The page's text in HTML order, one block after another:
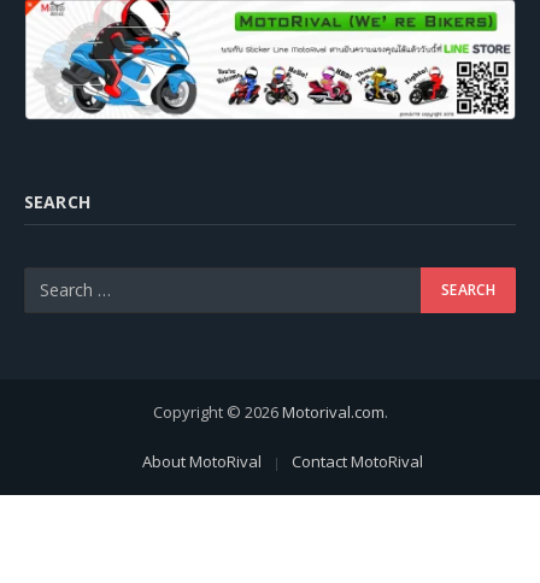
SEARCH
Copyright © 2026Motorival.com.
About MotoRival Contact MotoRival